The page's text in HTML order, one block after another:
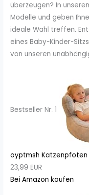
überzeugen? In
Modelle und geben
ideale Wahl treffen.
eines Baby-Kinder-
von unseren
Bestseller Nr. 1
oyptmsh Katzenpfoten
23,99 EUR
Bei Amazon kaufen